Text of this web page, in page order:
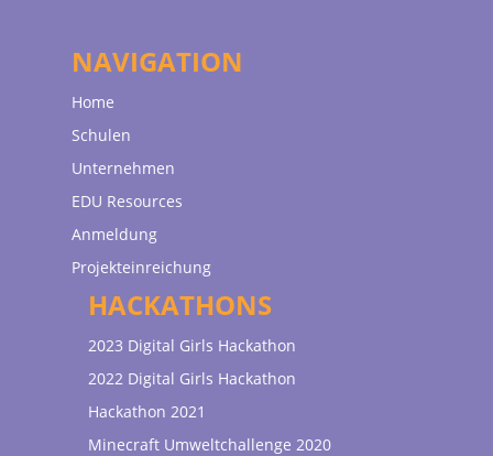
NAVIGATION
Home
Schulen
Unternehmen
EDU Resources
Anmeldung
Projekteinreichung
HACKATHONS
2023 Digital Girls Hackathon
2022 Digital Girls Hackathon
Hackathon 2021
Minecraft Umweltchallenge 2020